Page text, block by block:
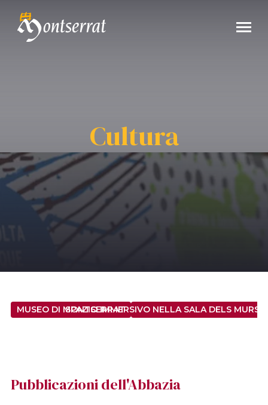
Cultura
MUSEO DI MONTSERRAT
SPAZIO IMMERSIVO NELLA SALA DELS MURS
Pubblicazioni dell'Abbazia